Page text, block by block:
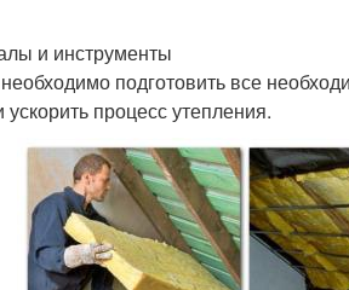
и инструменты
подготовить все
процесс утепления.